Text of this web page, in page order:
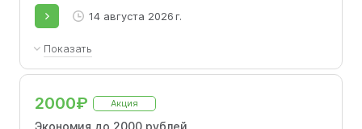
14 августа 2026 г.
Показать
Подарок при заказе от 7000₽
2000₽ Акция
Экономия до 2000 рублей